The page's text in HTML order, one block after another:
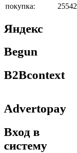
покупка:
25542
Яндекс
Begun
B2Bcontext
Advertopay
Вход в
систему